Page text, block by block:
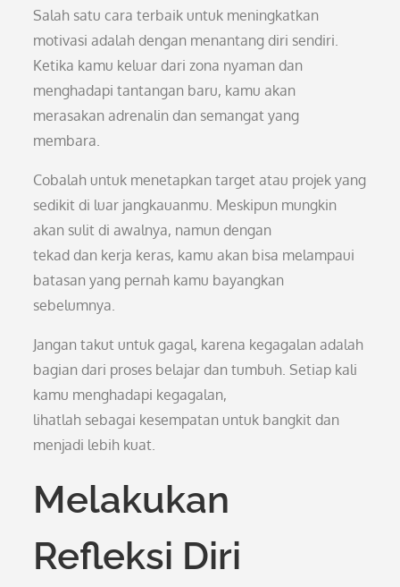
Salah satu cara terbaik untuk meningkatkan
motivasi adalah dengan menantang diri sendiri.
Ketika kamu keluar dari zona nyaman dan
menghadapi tantangan baru, kamu akan
merasakan adrenalin dan semangat yang
membara.
Cobalah untuk menetapkan target atau projek yang
sedikit di luar jangkauanmu. Meskipun mungkin
akan sulit di awalnya, namun dengan
tekad dan kerja keras, kamu akan bisa melampaui
batasan yang pernah kamu bayangkan
sebelumnya.
Jangan takut untuk gagal, karena kegagalan adalah
bagian dari proses belajar dan tumbuh. Setiap kali
kamu menghadapi kegagalan,
lihatlah sebagai kesempatan untuk bangkit dan
menjadi lebih kuat.
Melakukan
Refleksi Diri